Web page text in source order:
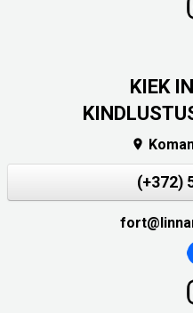
KIEK

(+372)